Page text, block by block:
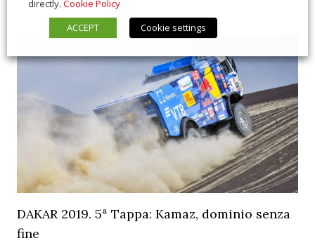
DAKAR 2019. 5ª Tappa: Kamaz, dominio senza
fine
directly. Cookie Policy
ACCEPT
Cookie settings